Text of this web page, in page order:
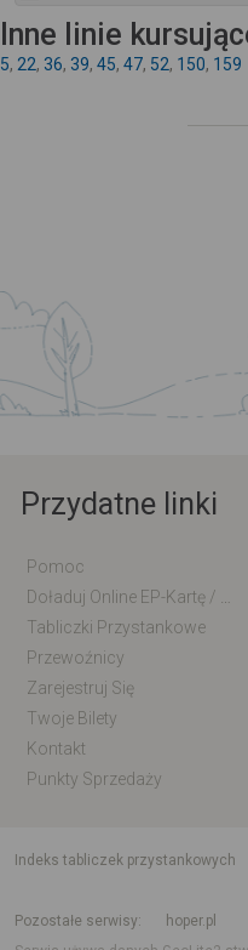
Inne linie
5, 22, 36, 39, 45, 47, 52, 150, 159
Przydatne linki
Pomoc
Tabliczki Przystankowe
Przewoźnicy
Zarejestruj Się
Twoje Bilety
Kontakt
Punkty Sprzedaży
indeks tabliczek przystankowych
Pozostałe serwisy
hoper.pl